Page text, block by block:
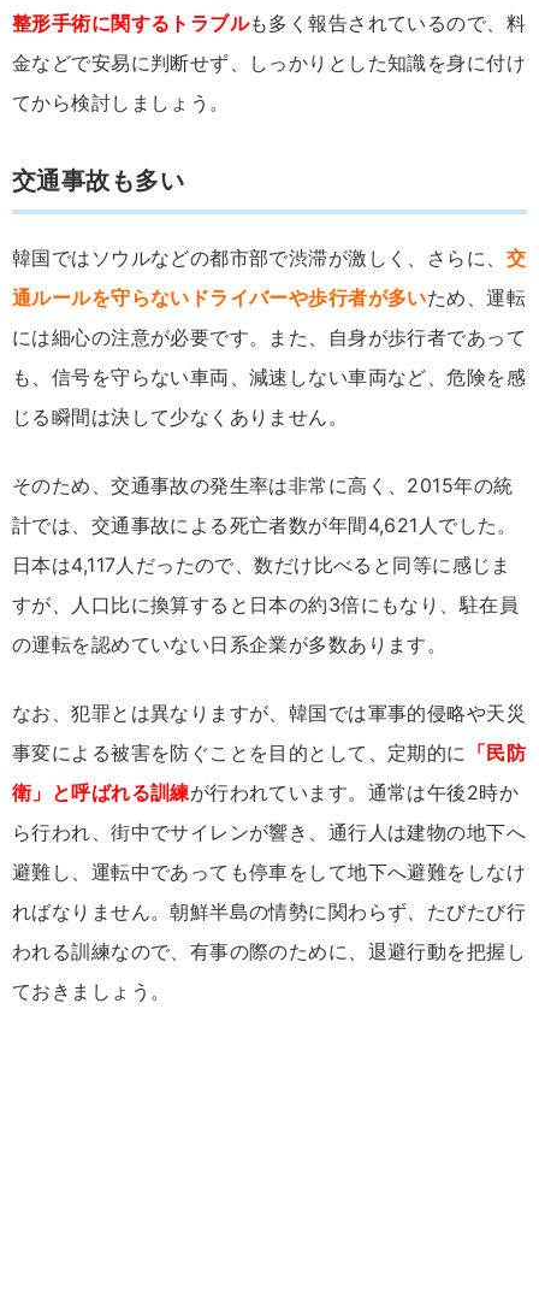
整形手術に関するトラブルも多く報告されているので、料
金などで安易に判断せず、しっかりとした知識を身に付け
てから検討しましょう。
交通事故も多い
韓国ではソウルなどの都市部で渋滞が激しく、さらに、 交
通ルールを守らないドライバーや歩行者が多いため、運転
には細心の注意が必要です。また、自身が歩行者であって
も、信号を守らない車両、減速しない車両など、危険を感
じる瞬間は決して少なくありません。
そのため、交通事故の発生率は非常に高く、2015年の統
計では、交通事故による死亡者数が年間4,621人でした。
日本は4,117人だったので、数だけ比べると同等に感じま
すが、人口比に換算すると日本の約3倍にもなり、駐在員
の運転を認めていない日系企業が多数あります。
なお、犯罪とは異なりますが、韓国では軍事的侵略や天災
事変による被害を防ぐことを目的として、定期的に 「民防
衛」と呼ばれる訓練が行われています。通常は午後2時か
ら行われ、街中でサイレンが響き、通行人は建物の地下へ
避難し、運転中であっても停車をして地下へ避難をしなけ
ればなりません。朝鮮半島の情勢に関わらず、たびたび行
われる訓練なので、有事の際のために、退避行動を把握し
ておきましょう。